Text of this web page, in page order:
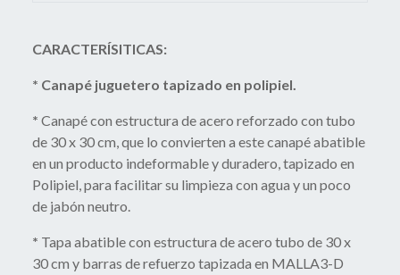
CARACTERÍSITICAS:
* Canapé juguetero tapizado en polipiel.
* Canapé con estructura de acero reforzado con tubo
de 30 x 30 cm, que lo convierten a este canapé abatible
en un producto indeformable y duradero, tapizado en
Polipiel, para facilitar su limpieza con agua y un poco
de jabón neutro.
* Tapa abatible con estructura de acero tubo de 30 x
30 cm y barras de refuerzo tapizada en MALLA3-D